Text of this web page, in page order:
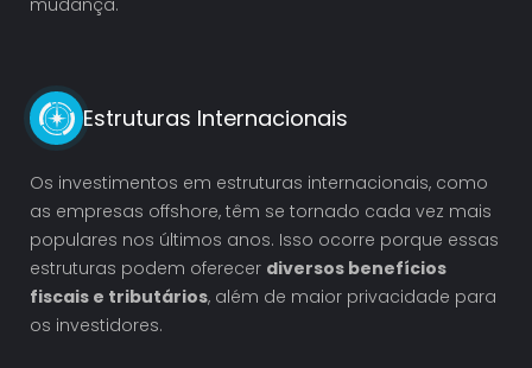
Estruturas Internacionais
Os investimentos em estruturas internacionais, como
as empresas offshore, têm se tornado cada vez mais
populares nos últimos anos. Isso ocorre porque essas
estruturas podem oferecer diversos benefícios
fiscais e tributários, além de maior privacidade para
os investidores.